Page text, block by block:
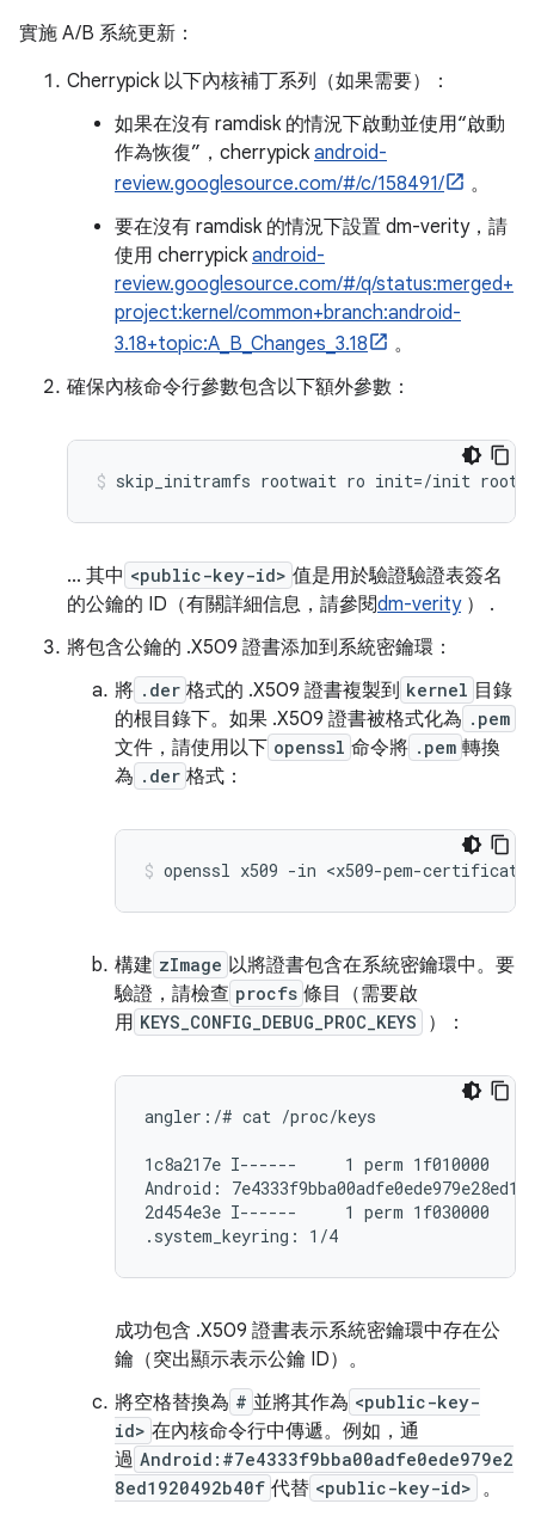
實施 A/B 系統更新：
Cherrypick 以下內核補丁系列（如果需要）：
如果在沒有 ramdisk 的情況下啟動並使用“啟動
作為恢復”，cherrypick android-
review.googlesource.com/#/c/158491/
。
要在沒有 ramdisk 的情況下設置 dm-verity，請
使用 cherrypick android-
review.googlesource.com/#/q/status:merged+
project:kernel/common+branch:android-
3.18+topic:A_B_Changes_3.18
。
確保內核命令行參數包含以下額外參數：
skip_initramfs rootwait ro init=/init root="/
... 其中 <public-key-id> 值是用於驗證驗證表簽名
的公鑰的 ID（有關詳細信息，請參閱dm-verity） .
將包含公鑰的 .X509 證書添加到系統密鑰環：
將 .der 格式的 .X509 證書複製到 kernel 目錄
的根目錄下。如果 .X509 證書被格式化為 .pem
文件，請使用以下 openssl 命令將 .pem 轉換
為 .der 格式：
openssl x509 -in <x509-pem-
構建 zImage 以將證書包含在系統密鑰環中。要
驗證，請檢查 procfs 條目（需要啟
用 KEYS_CONFIG_DEBUG_PROC_KEYS ）：
angler:/# cat /proc/keys
1c8a217e I------     1 perm 1f010000
Android:
2d454e3e I------     1 perm 1f030000
.system_keyring: 1/4
成功包含 .X509 證書表示系統密鑰環中存在公
鑰（突出顯示表示公鑰 ID）。
將空格替換為 # 並將其作為 <public-key-
id> 在內核命令行中傳遞。例如，通
過 Android:#7e4333f9bba00adfe0ede979e2
8ed1920492b40f 代替 <public-key-id> 。